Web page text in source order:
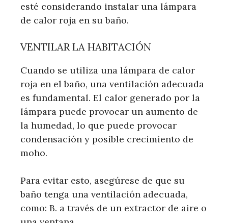
esté considerando instalar una lámpara
de calor roja en su baño.
VENTILAR LA HABITACIÓN
Cuando se utiliza una lámpara de calor
roja en el baño, una ventilación adecuada
es fundamental. El calor generado por la
lámpara puede provocar un aumento de
la humedad, lo que puede provocar
condensación y posible crecimiento de
moho.
Para evitar esto, asegúrese de que su
baño tenga una ventilación adecuada,
como: B. a través de un extractor de aire o